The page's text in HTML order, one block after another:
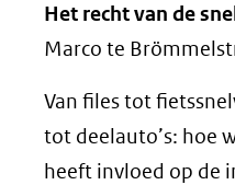
Het recht van de
Marco te
Van files tot
tot deelauto’s: hoe
heeft invloed op de